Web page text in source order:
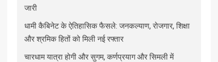
जारी
धामी कैबिनेट के ऐतिहासिक फैसले: जनकल्याण, रोजगार, शिक्षा
और श्रमिक हितों को मिली नई रफ्तार
चारधाम यात्रा होगी और सुगम, कर्णप्रयाग और सिमली में